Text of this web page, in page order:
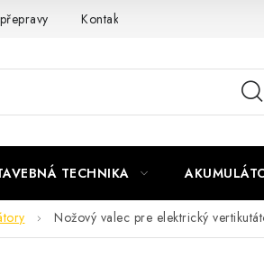
Kontakty
TECHNIKA
Nožový valec pre elektrický